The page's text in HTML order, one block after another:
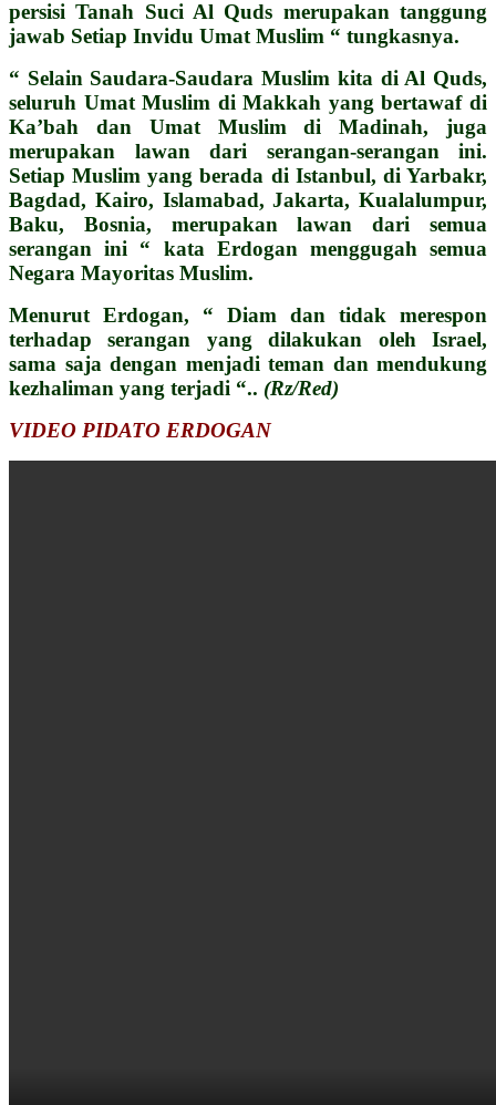
persisi Tanah Suci Al Quds merupakan tanggung
jawab Setiap Invidu Umat Muslim “ tungkasnya.
“ Selain Saudara-Saudara Muslim kita di Al Quds,
seluruh Umat Muslim di Makkah yang bertawaf di
Ka’bah dan Umat Muslim di Madinah, juga
merupakan lawan dari serangan-serangan ini.
Setiap Muslim yang berada di Istanbul, di Yarbakr,
Bagdad, Kairo, Islamabad, Jakarta, Kualalumpur,
Baku, Bosnia, merupakan lawan dari semua
serangan ini “ kata Erdogan menggugah semua
Negara Mayoritas Muslim.
Menurut Erdogan, “ Diam dan tidak merespon
terhadap serangan yang dilakukan oleh Israel,
sama saja dengan menjadi teman dan mendukung
kezhaliman yang terjadi “.. (Rz/Red)
VIDEO PIDATO ERDOGAN